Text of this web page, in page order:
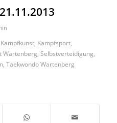
Kampfkunst, Kampfsport,
Wartenberg Selbstverteidigung
, Taekwondo Wartenberg